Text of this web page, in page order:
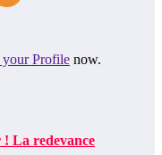
Profile now.
La redevance